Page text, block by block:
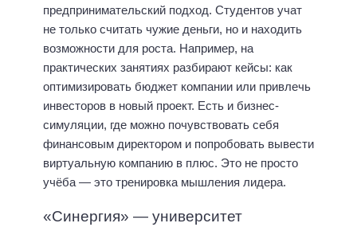
предпринимательский подход. Студентов учат
не только считать чужие деньги, но и находить
возможности для роста. Например, на
практических занятиях разбирают кейсы: как
оптимизировать бюджет компании или привлечь
инвесторов в новый проект. Есть и бизнес-
симуляции, где можно почувствовать себя
финансовым директором и попробовать вывести
виртуальную компанию в плюс. Это не просто
учёба — это тренировка мышления лидера.
«Синергия» — университет